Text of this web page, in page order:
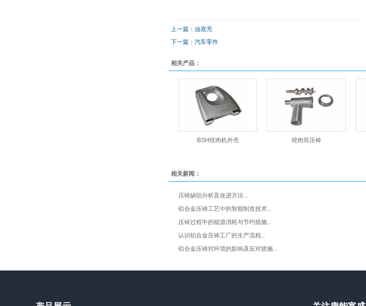
上一篇：油底壳
下一篇：汽车零件
相关产品：
BSH绞肉机外壳 绞肉筒压铸
相关新闻：
压铸缺陷分析及改进方法...
铝合金压铸工艺中的智能制造技术...
压铸过程中的能源消耗与节约措施...
认识铝合金压铸工厂的生产流程...
铝合金压铸对环境的影响及应对措施...